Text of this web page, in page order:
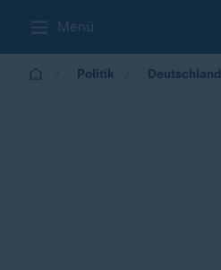
Menü
Politik Deutschland